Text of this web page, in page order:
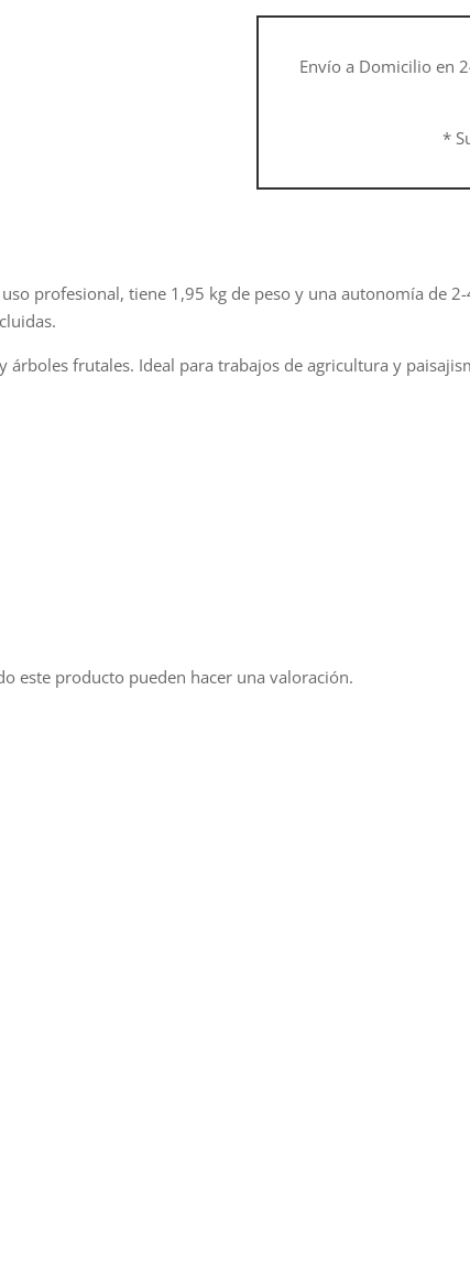
Envío a Domicilio en
*
profesional, tiene 1,95 kg de peso y una autonomía de
árboles frutales. Ideal para trabajos de agricultura y
este producto pueden hacer una valoración.